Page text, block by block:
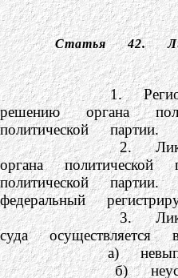
Статья 42.
1. Региональное
решению органа
политической партии.
2. Ликвидация
органа
политической
федеральный
3. Ликвидация
суда осуществляется
а) невыполнения
б) неустранения